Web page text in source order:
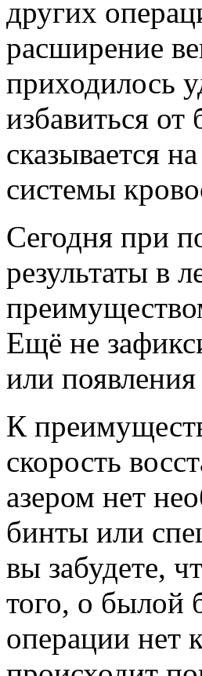
других
расширение
приходилось
избавиться от
сказывается
системы
Сегодня при
результаты в
Ещё не
или
К
скорость
азером нет
бинты или
вы забудете,
того, о былой
операции нет